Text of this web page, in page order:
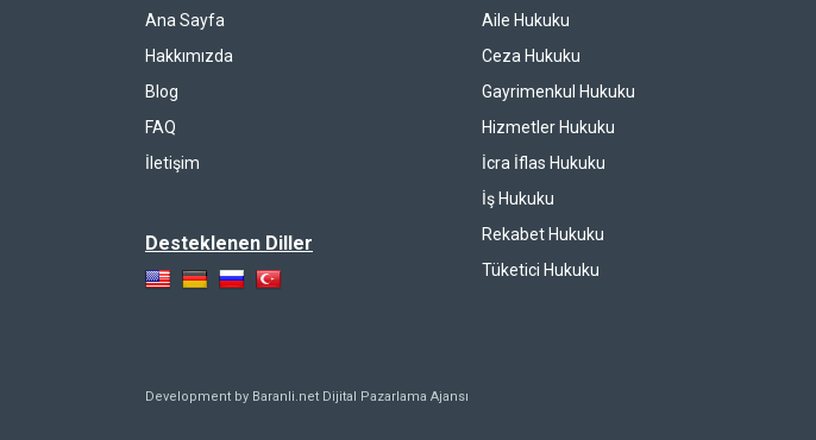
Ana Sayfa
Hakkımızda
Blog
FAQ
İletişim
Desteklenen Diller
Aile Hukuku
Ceza Hukuku
Gayrimenkul Hukuku
Hizmetler Hukuku
İcra İflas Hukuku
İş Hukuku
Rekabet Hukuku
Tüketici Hukuku
Development by Baranli.net Dijital Pazarlama Ajansı